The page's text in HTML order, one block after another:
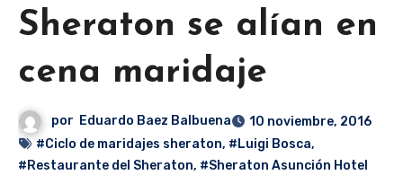
Sheraton se alían en
cena maridaje
por Eduardo Baez Balbuena
10 noviembre, 2016
#Ciclo de maridajes sheraton, #Luigi Bosca,
#Restaurante del Sheraton, #Sheraton Asunción Hotel